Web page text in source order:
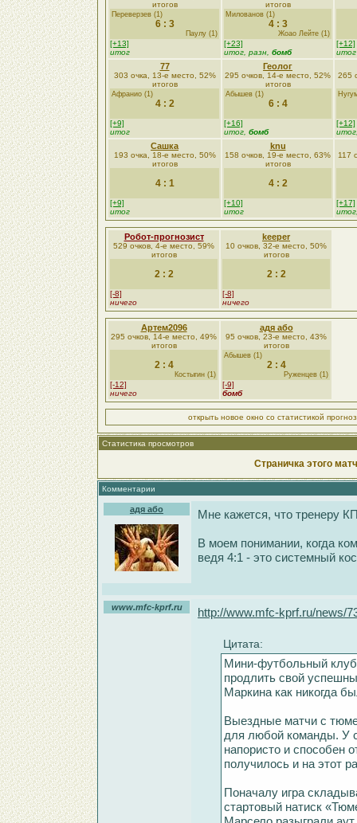
итогов
Переверзев (1)
6 : 3
Паулу (1)
[+13]
итог
итогов
Милованов (1)
4 : 3
Жоао Лейте (1)
[+23]
итог, разн, бомб
[+12]
итог
77
303 очка, 13-е место, 52%
итогов
Афранио (1)
4 : 2
[+9]
итог
Геолог
295 очков, 14-е место, 52%
итогов
Абышев (1)
6 : 4
[+16]
итог, бомб
265
[+12]
Сашка
193 очка, 18-е место, 50%
итогов
4 : 1
[+9]
итог
knu
158 очков, 19-е место, 63%
итогов
4 : 2
[+10]
итог
117
[+17]
Робот-прогнозист
529 очков, 4-е место, 59%
итогов
2 : 2
[-8]
ничего
keeper
10 очков, 32-е место, 50%
итогов
2 : 2
[-8]
ничего
Артем2096
295 очков, 14-е место, 49%
итогов
2 : 4
Костыгин (1)
[-12]
ничего
адя або
95 очков, 23-е место, 43%
итогов
Абышев (1)
2 : 4
Руженцев (1)
[-9]
бомб
открыть новое окно со статистикой
Статистика просмотров
Страничка этого
Комментарии
адя або Мне кажется, что тренеру
В моем понимании, когда
ведя 4:1 - это системный
www.mfc-kprf.ru http://www.mfc-kprf.ru/news/
Цитата:
Мини-футбольный
продлить свой
Маркина как никогда
Выездные матчи с
для любой команды. У
напористо и способен
получилось и на этот
Поначалу игра
стартовый натиск